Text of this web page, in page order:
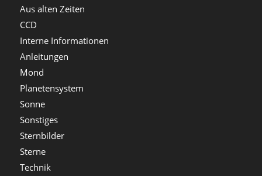
Aus alten Zeiten
CCD
Interne Informationen
Anleitungen
Mond
Planetensystem
Sonne
Sonstiges
Sternbilder
Sterne
Technik